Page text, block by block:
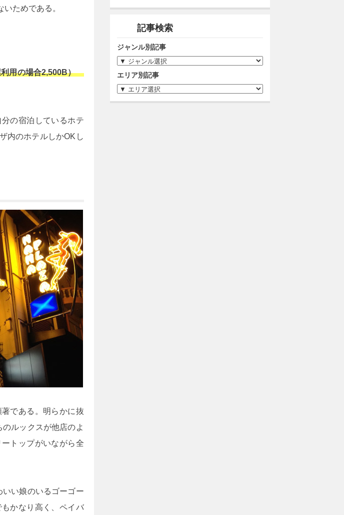
ためである。
利用の場合2,500B）
の宿泊しているホテ
内のホテルしかOKし
である。明らかに抜
ルックスが他店のよ
トップがいながら全
い娘のいるゴーゴー
かなり高く、ペイバ
記事検索
ジャンル別記事
エリア別記事